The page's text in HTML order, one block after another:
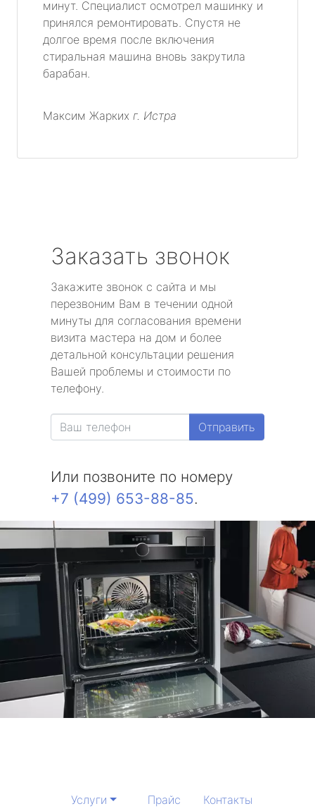
минут. Специалист осмотрел машинку и
принялся ремонтировать. Спустя не
долгое время после включения
стиральная машина вновь закрутила
барабан.
Максим Жарких г. Истра
Заказать звонок
Закажите звонок с сайта и мы
перезвоним Вам в течении одной
минуты для согласования времени
визита мастера на дом и более
детальной консультации решения
Вашей проблемы и стоимости по
телефону.
Отправить
Или позвоните по номеру
+7 (499) 653-88-85.
Услуги Прайс Контакты